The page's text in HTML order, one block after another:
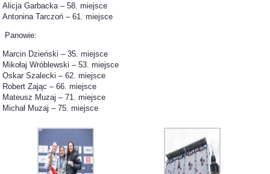
Alicja Garbacka – 58. miejsce
Antonina Tarczoń – 61. miejsce
Panowie:
Marcin Dzieński – 35. miejsce
Mikołaj Wróblewski – 53. miejsce
Oskar Szalecki – 62. miejsce
Robert Zając – 66. miejsce
Mateusz Muzaj – 71. miejsce
Michał Muzaj – 75. miejsce